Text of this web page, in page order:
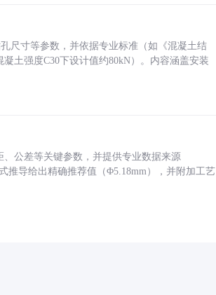
尺寸等参数，并依据专业标准（如《混凝土结
土强度C30下设计值约80kN）。内容涵盖安装
公差等关键参数，并提供专业数据来源
推导给出精确推荐值（Φ5.18mm），并附加工艺